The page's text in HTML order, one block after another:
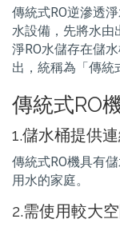
傳統式RO逆滲透
水設備，先將水由
淨RO水儲存在儲
出，統稱為「傳統
傳統式RO
1.儲水桶提供
傳統式RO機具有
用水的家庭。
2.需使用較大